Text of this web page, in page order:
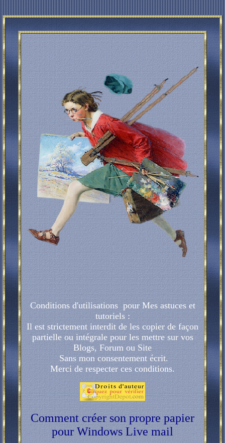
Conditions d'utilisations pour Mes astuces et
tutoriels :
Il est strictement interdit de les copier de façon
partielle ou intégrale pour les mettre sur vos
Blogs, Forum ou Site
Sans mon consentement écrit.
Merci de respecter ces conditions.
Comment créer son propre papier
pour Windows Live mail